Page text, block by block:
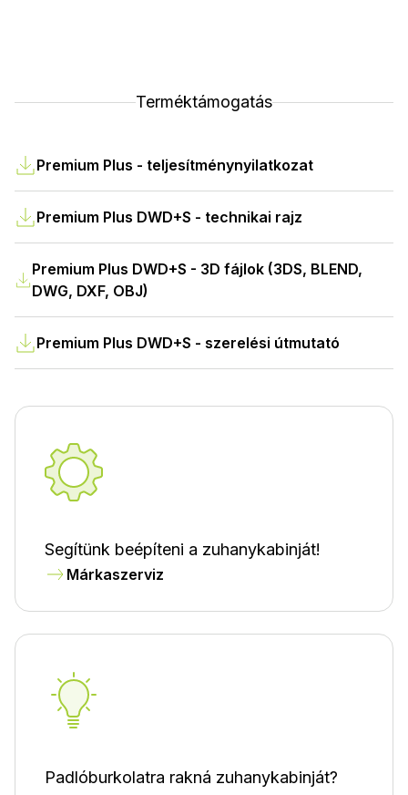
Terméktámogatás
Premium Plus - teljesítménynyilatkozat
Premium Plus DWD+S - technikai rajz
Premium Plus DWD+S - 3D fájlok (3DS, BLEND,
DWG, DXF, OBJ)
Premium Plus DWD+S - szerelési útmutató
Segítünk beépíteni a zuhanykabinját!
Márkaszerviz
Padlóburkolatra rakná zuhanykabinját?